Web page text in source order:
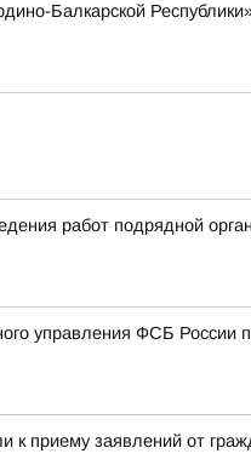
Балкарской
работ подрядной
управления ФСБ России
приему заявлений от